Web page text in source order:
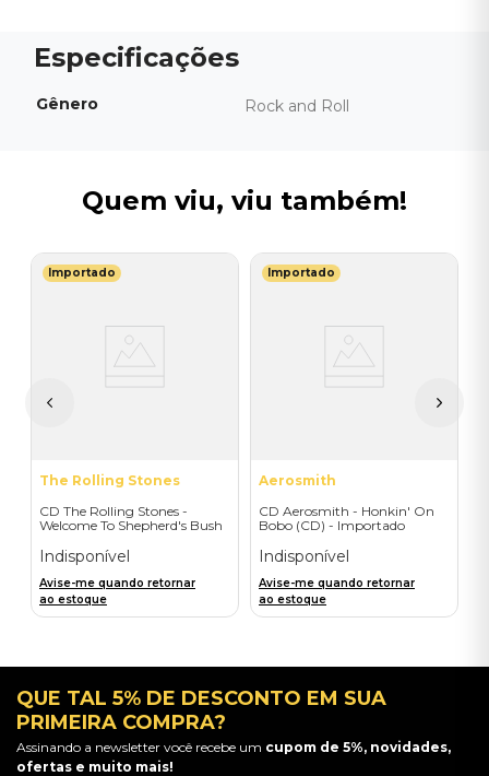
Gênero Rock and Roll
Quem viu, viu também!
Importado
The Rolling Stones
CD The Rolling Stones -
Welcome To Shepherd's Bush
Indisponível
Avise-me quando retornar
ao estoque
Importado
Aerosmith
CD Aerosmith - Honkin' On
Bobo (CD) - Importado
Indisponível
Avise-me quando retornar
ao estoque
QUE TAL 5% DE DESCONTO EM SUA
PRIMEIRA COMPRA?
Assinando a newsletter você recebe um cupom de 5%, novidades,
ofertas e muito mais!